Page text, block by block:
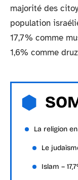
majorité des
population
17,7% comme
1,6% comme
La religion
Le
Islam –